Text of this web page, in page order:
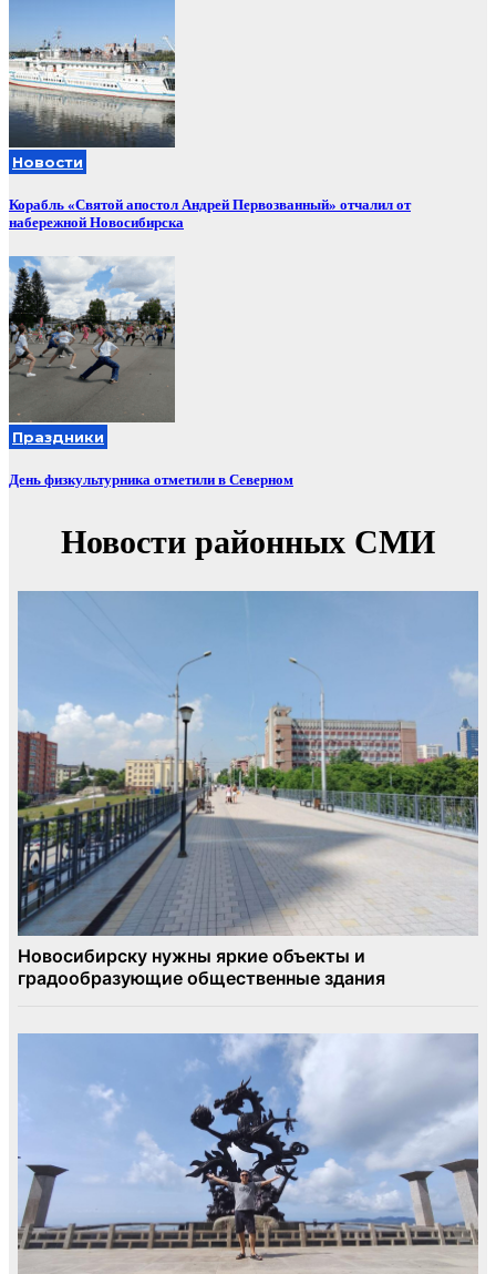
Новости
Корабль «Святой апостол Андрей Первозванный» отчалил от
набережной Новосибирска
Праздники
День физкультурника отметили в Северном